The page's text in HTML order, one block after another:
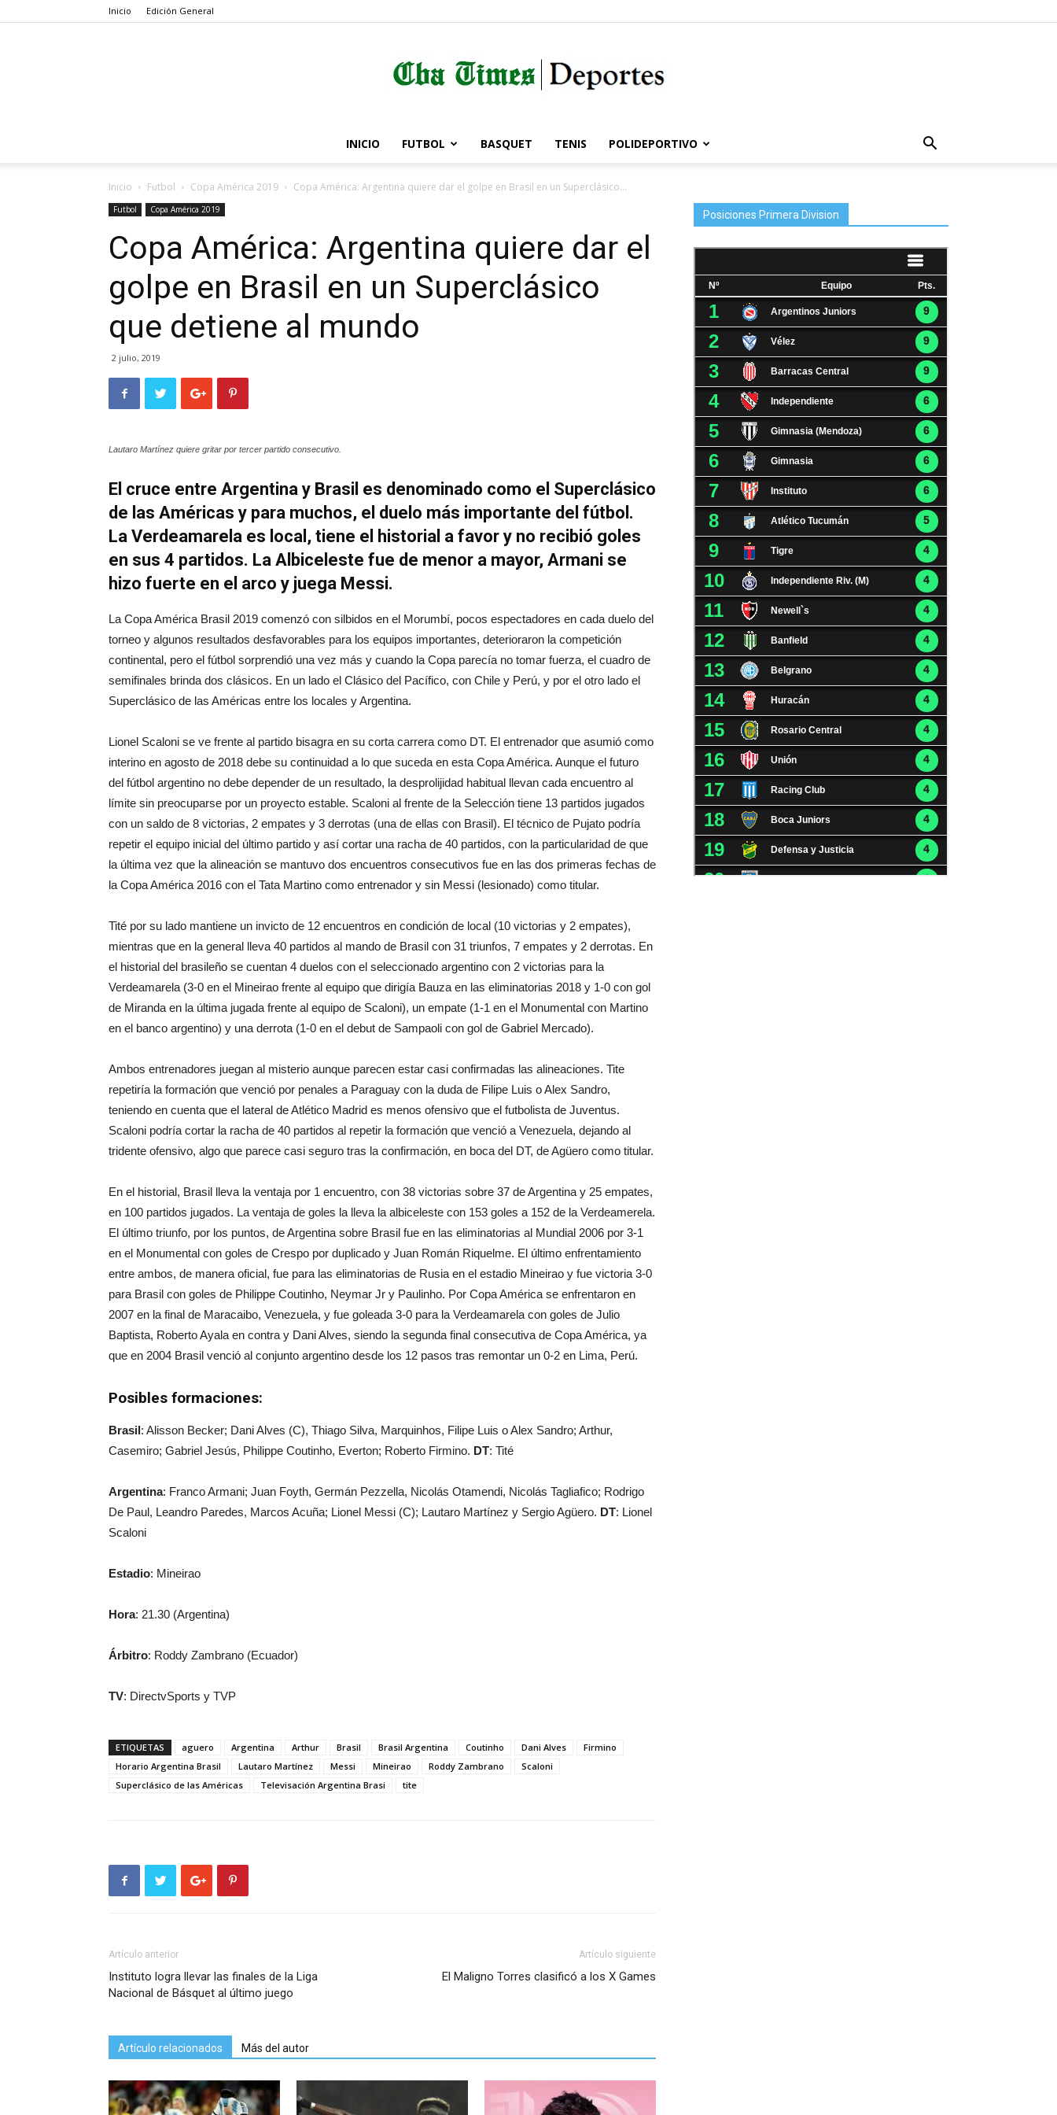
Inicio Edición General
Córdoba
Times
INICIO FUTBOL BASQUET TENIS POLIDEPORTIVO
Inicio Futbol Copa América 2019 Copa América: Argentina quiere dar el golpe en Brasil en un Superclásico...
Futbol Copa América 2019
Copa América: Argentina quiere dar el
golpe en Brasil en un Superclásico
que detiene al mundo
2 julio, 2019
Lautaro Martínez quiere gritar por tercer partido consecutivo.
El cruce entre Argentina y Brasil es denominado como el Superclásico
de las Américas y para muchos, el duelo más importante del fútbol.
La Verdeamarela es local, tiene el historial a favor y no recibió goles
en sus 4 partidos. La Albiceleste fue de menor a mayor, Armani se
hizo fuerte en el arco y juega Messi.
La Copa América Brasil 2019 comenzó con silbidos en el Morumbí, pocos espectadores en cada duelo del
torneo y algunos resultados desfavorables para los equipos importantes, deterioraron la competición
continental, pero el fútbol sorprendió una vez más y cuando la Copa parecía no tomar fuerza, el cuadro de
semifinales brinda dos clásicos. En un lado el Clásico del Pacífico, con Chile y Perú, y por el otro lado el
Superclásico de las Américas entre los locales y Argentina.
Lionel Scaloni se ve frente al partido bisagra en su corta carrera como DT. El entrenador que asumió como
interino en agosto de 2018 debe su continuidad a lo que suceda en esta Copa América. Aunque el futuro
del fútbol argentino no debe depender de un resultado, la desprolijidad habitual llevan cada encuentro al
límite sin preocuparse por un proyecto estable. Scaloni al frente de la Selección tiene 13 partidos jugados
con un saldo de 8 victorias, 2 empates y 3 derrotas (una de ellas con Brasil). El técnico de Pujato podría
repetir el equipo inicial del último partido y así cortar una racha de 40 partidos, con la particularidad de que
la última vez que la alineación se mantuvo dos encuentros consecutivos fue en las dos primeras fechas de
la Copa América 2016 con el Tata Martino como entrenador y sin Messi (lesionado) como titular.
Tité por su lado mantiene un invicto de 12 encuentros en condición de local (10 victorias y 2 empates),
mientras que en la general lleva 40 partidos al mando de Brasil con 31 triunfos, 7 empates y 2 derrotas. En
el historial del brasileño se cuentan 4 duelos con el seleccionado argentino con 2 victorias para la
Verdeamarela (3-0 en el Mineirao frente al equipo que dirigía Bauza en las eliminatorias 2018 y 1-0 con gol
de Miranda en la última jugada frente al equipo de Scaloni), un empate (1-1 en el Monumental con Martino
en el banco argentino) y una derrota (1-0 en el debut de Sampaoli con gol de Gabriel Mercado).
Ambos entrenadores juegan al misterio aunque parecen estar casi confirmadas las alineaciones. Tite
repetiría la formación que venció por penales a Paraguay con la duda de Filipe Luis o Alex Sandro,
teniendo en cuenta que el lateral de Atlético Madrid es menos ofensivo que el futbolista de Juventus.
Scaloni podría cortar la racha de 40 partidos al repetir la formación que venció a Venezuela, dejando al
tridente ofensivo, algo que parece casi seguro tras la confirmación, en boca del DT, de Agüero como titular.
En el historial, Brasil lleva la ventaja por 1 encuentro, con 38 victorias sobre 37 de Argentina y 25 empates,
en 100 partidos jugados. La ventaja de goles la lleva la albiceleste con 153 goles a 152 de la Verdeamerela.
El último triunfo, por los puntos, de Argentina sobre Brasil fue en las eliminatorias al Mundial 2006 por 3-1
en el Monumental con goles de Crespo por duplicado y Juan Román Riquelme. El último enfrentamiento
entre ambos, de manera oficial, fue para las eliminatorias de Rusia en el estadio Mineirao y fue victoria 3-0
para Brasil con goles de Philippe Coutinho, Neymar Jr y Paulinho. Por Copa América se enfrentaron en
2007 en la final de Maracaibo, Venezuela, y fue goleada 3-0 para la Verdeamarela con goles de Julio
Baptista, Roberto Ayala en contra y Dani Alves, siendo la segunda final consecutiva de Copa América, ya
que en 2004 Brasil venció al conjunto argentino desde los 12 pasos tras remontar un 0-2 en Lima, Perú.
Posibles formaciones:
Brasil: Alisson Becker; Dani Alves (C), Thiago Silva, Marquinhos, Filipe Luis o Alex Sandro; Arthur,
Casemiro; Gabriel Jesús, Philippe Coutinho, Everton; Roberto Firmino. DT: Tité
Argentina: Franco Armani; Juan Foyth, Germán Pezzella, Nicolás Otamendi, Nicolás Tagliafico; Rodrigo
De Paul, Leandro Paredes, Marcos Acuña; Lionel Messi (C); Lautaro Martínez y Sergio Agüero. DT: Lionel
Scaloni
Estadio: Mineirao
Hora: 21.30 (Argentina)
Árbitro: Roddy Zambrano (Ecuador)
TV: DirectvSports y TVP
ETIQUETAS aguero Argentina Arthur Brasil Brasil Argentina Coutinho Dani Alves
Firmino
Horario Argentina Brasil
Lautaro Martínez Messi Mineirao Roddy Zambrano
Scaloni
Superclásico de las Américas
Televisación Argentina Brasi tite
Artículo anterior
Instituto logra llevar las finales de la Liga
Nacional de Básquet al último juego
Artículo siguiente
El Maligno Torres clasificó a los X Games
Artículo relacionados Más del autor
Posiciones Primera Division